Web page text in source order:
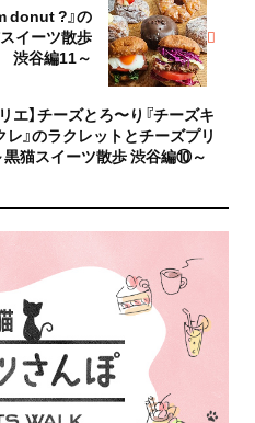
エ】チーズとろ〜り『チーズキ
レ』のラクレットとチーズプリ
黒猫スイーツ散歩 渋谷編⑩～
donut ?』の
イーツ散歩
渋谷編11～